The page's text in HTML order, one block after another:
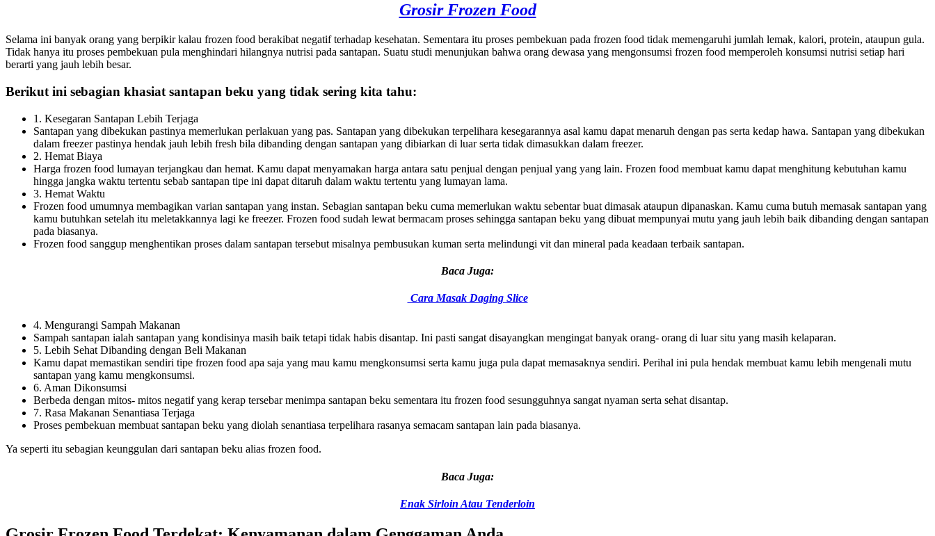
Grosir Frozen Food
Selama ini banyak orang yang berpikir kalau frozen food berakibat negatif terhadap kesehatan. Sementara itu proses pembekuan pada frozen food tidak memengaruhi jumlah lemak, kalori, protein, ataupun gula.
Tidak hanya itu proses pembekuan pula menghindari hilangnya nutrisi pada santapan. Suatu studi menunjukan bahwa orang dewasa yang mengonsumsi frozen food memperoleh konsumsi nutrisi setiap hari
berarti yang jauh lebih besar.
Berikut ini sebagian khasiat santapan beku yang tidak sering kita tahu:
1. Kesegaran Santapan Lebih Terjaga
Santapan yang dibekukan pastinya memerlukan perlakuan yang pas. Santapan yang dibekukan terpelihara kesegarannya asal kamu dapat menaruh dengan pas serta kedap hawa. Santapan yang dibekukan
dalam freezer pastinya hendak jauh lebih fresh bila dibanding dengan santapan yang dibiarkan di luar serta tidak dimasukkan dalam freezer.
2. Hemat Biaya
Harga frozen food lumayan terjangkau dan hemat. Kamu dapat menyamakan harga antara satu penjual dengan penjual yang yang lain. Frozen food membuat kamu dapat menghitung kebutuhan kamu
hingga jangka waktu tertentu sebab santapan tipe ini dapat ditaruh dalam waktu tertentu yang lumayan lama.
3. Hemat Waktu
Frozen food umumnya membagikan varian santapan yang instan. Sebagian santapan beku cuma memerlukan waktu sebentar buat dimasak ataupun dipanaskan. Kamu cuma butuh memasak santapan yang
kamu butuhkan setelah itu meletakkannya lagi ke freezer. Frozen food sudah lewat bermacam proses sehingga santapan beku yang dibuat mempunyai mutu yang jauh lebih baik dibanding dengan santapan
pada biasanya.
Frozen food sanggup menghentikan proses dalam santapan tersebut misalnya pembusukan kuman serta melindungi vit dan mineral pada keadaan terbaik santapan.
Baca Juga:
Cara Masak Daging Slice
4. Mengurangi Sampah Makanan
Sampah santapan ialah santapan yang kondisinya masih baik tetapi tidak habis disantap. Ini pasti sangat disayangkan mengingat banyak orang- orang di luar situ yang masih kelaparan.
5. Lebih Sehat Dibanding dengan Beli Makanan
Kamu dapat memastikan sendiri tipe frozen food apa saja yang mau kamu mengkonsumsi serta kamu juga pula dapat memasaknya sendiri. Perihal ini pula hendak membuat kamu lebih mengenali mutu
santapan yang kamu mengkonsumsi.
6. Aman Dikonsumsi
Berbeda dengan mitos- mitos negatif yang kerap tersebar menimpa santapan beku sementara itu frozen food sesungguhnya sangat nyaman serta sehat disantap.
7. Rasa Makanan Senantiasa Terjaga
Proses pembekuan membuat santapan beku yang diolah senantiasa terpelihara rasanya semacam santapan lain pada biasanya.
Ya seperti itu sebagian keunggulan dari santapan beku alias frozen food.
Baca Juga:
Enak Sirloin Atau Tenderloin